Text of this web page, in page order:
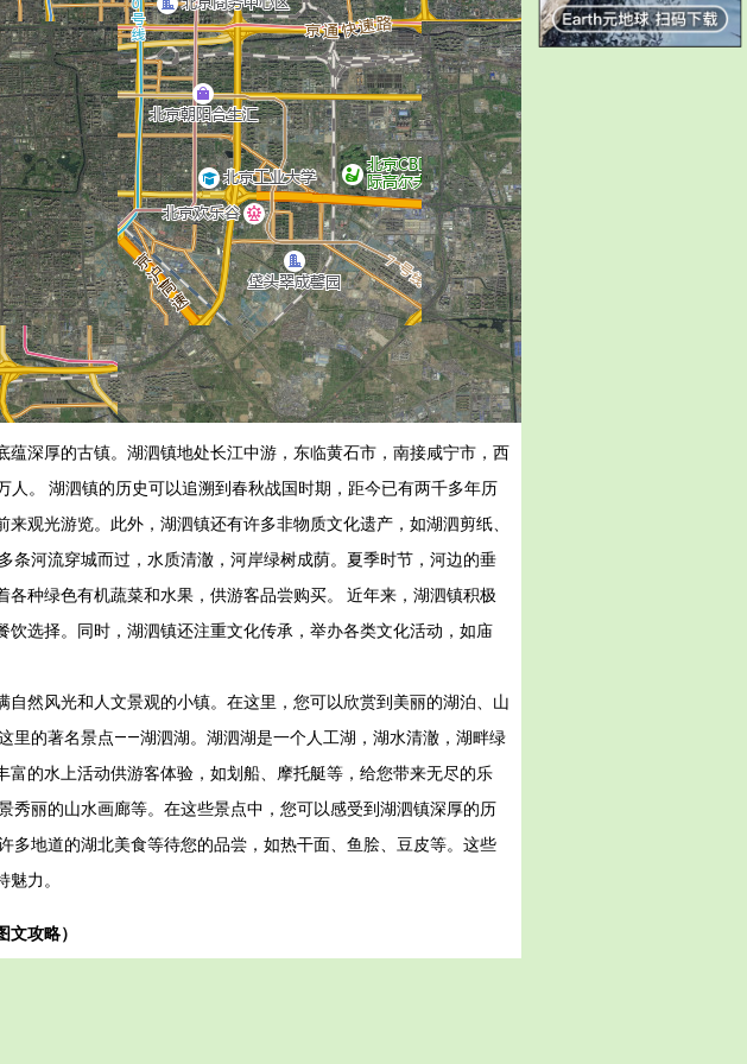
深厚的古镇。湖泗镇地处长江中游，东临黄石市，南接咸宁市，西
。 湖泗镇的历史可以追溯到春秋战国时期，距今已有两千多年历
观光游览。此外，湖泗镇还有许多非物质文化遗产，如湖泗剪纸、
条河流穿城而过，水质清澈，河岸绿树成荫。夏季时节，河边的垂
种绿色有机蔬菜和水果，供游客品尝购买。 近年来，湖泗镇积极
选择。同时，湖泗镇还注重文化传承，举办各类文化活动，如庙
然风光和人文景观的小镇。在这里，您可以欣赏到美丽的湖泊、山
里的著名景点——湖泗湖。湖泗湖是一个人工湖，湖水清澈，湖畔绿
的水上活动供游客体验，如划船、摩托艇等，给您带来无尽的乐
秀丽的山水画廊等。在这些景点中，您可以感受到湖泗镇深厚的历
多地道的湖北美食等待您的品尝，如热干面、鱼脍、豆皮等。这些
力。
攻略）